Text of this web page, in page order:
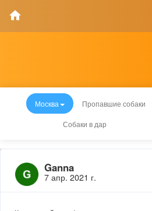
Москва Пропавшие собаки
Собаки в дар
Ganna
7 апр. 2021 г.